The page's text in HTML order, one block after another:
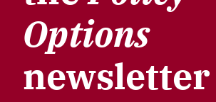
Options
newsletter